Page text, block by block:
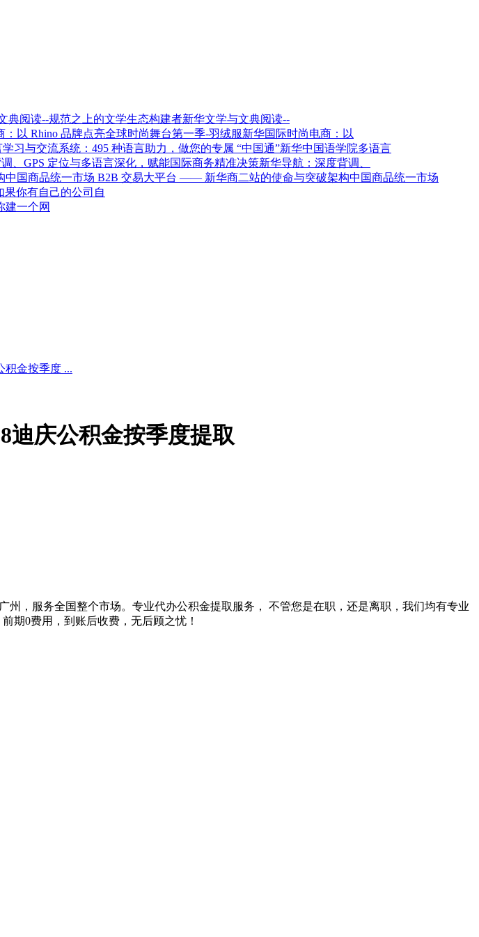
新华文学与文典阅读--
新华国际时尚电商：以
新华中国语学院多语言
新华导航：深度背调、
架构中国商品统一市场
果你有自己的公司自
建一个网
积金按季度 ...
迪庆公积金按季度提取
，服务全国整个市场。专业代办公积金提取服务， 不管您是在职，还是离职，我们均有专业
期0费用，到账后收费，无后顾之忧！